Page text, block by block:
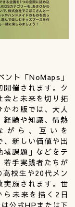
ント「NoMaps」
催されます。ク
会と未来を切り拓
かわ版では、大人
経験や知識、情熱
がら、互いを
、新しい価値や出
課題」などをテ
若手実践者たちが
校生や20代メン
実施されます。世
未来を描く2日